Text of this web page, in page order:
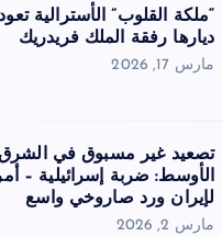
“ملكة القلوب” الأسترالية
ديارها رفقة الملك فريدريك
مارس 17, 2026
تصعيد غير مسبوق في
الأوسط: ضربة إسرائيلية –
لإيران ورد صاروخي واسع
مارس 2, 2026